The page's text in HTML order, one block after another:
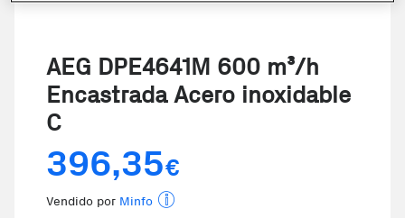
AEG DPE4641M 600 m³/h
Encastrada Acero inoxidable
C
396,35€
Vendido por Minfo